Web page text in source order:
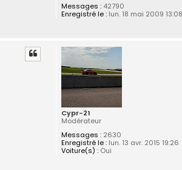
Messages :42790
Enregistré le :lun. 18 mai 2009 13:08
Cypr-21
Modérateur
Messages :2630
Enregistré le :lun. 13 avr. 2015 19:26
Voiture(s) :Oui